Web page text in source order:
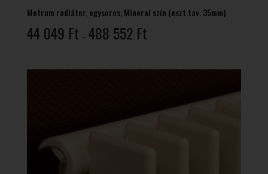
Metrum radiátor, egysoros, Mineral szín (oszt.tav. 35mm)
44 049 Ft – 488 552 Ft44
-